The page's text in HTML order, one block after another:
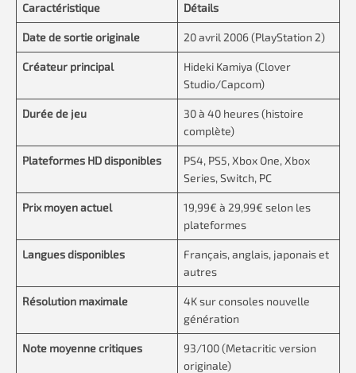
Caractéristique Détails
Date de sortie originale 20 avril 2006 (PlayStation 2)
Créateur principal
Hideki Kamiya (Clover
Studio/Capcom)
Durée de jeu
30 à 40 heures (histoire
complète)
Plateformes HD disponibles
PS4, PS5, Xbox One, Xbox
Series, Switch, PC
Prix moyen actuel
19,99€ à 29,99€ selon les
plateformes
Langues disponibles
Français, anglais, japonais et
autres
Résolution maximale
4K sur consoles nouvelle
génération
Note moyenne critiques
93/100 (Metacritic version
originale)